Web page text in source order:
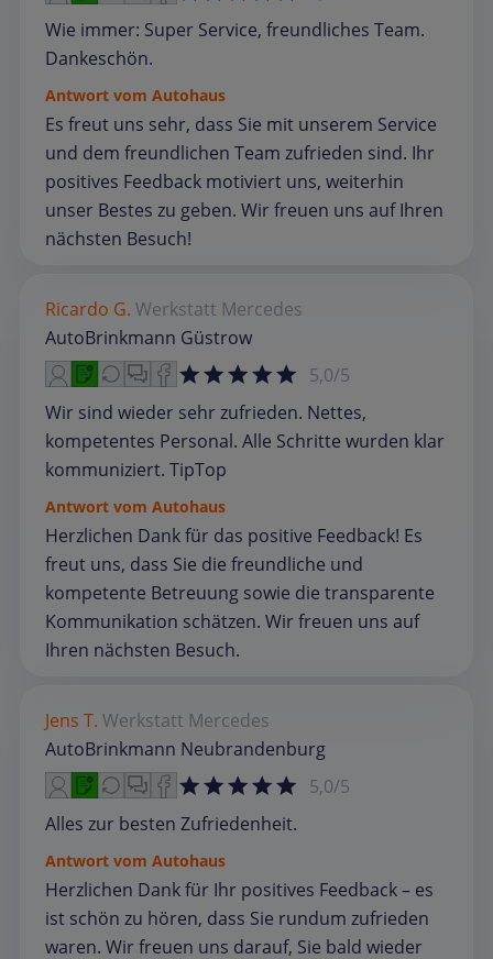
Wie immer: Super Service, freundliches Team.
Dankeschön.
Antwort vom Autohaus
Es freut uns sehr, dass Sie mit unserem Service
und dem freundlichen Team zufrieden sind. Ihr
positives Feedback motiviert uns, weiterhin
unser Bestes zu geben. Wir freuen uns auf Ihren
nächsten Besuch!
Ricardo G. Werkstatt Mercedes
AutoBrinkmann Güstrow
5,0/5
Wir sind wieder sehr zufrieden. Nettes,
kompetentes Personal. Alle Schritte wurden klar
kommuniziert. TipTop
Antwort vom Autohaus
Herzlichen Dank für das positive Feedback! Es
freut uns, dass Sie die freundliche und
kompetente Betreuung sowie die transparente
Kommunikation schätzen. Wir freuen uns auf
Ihren nächsten Besuch.
Jens T. Werkstatt Mercedes
AutoBrinkmann Neubrandenburg
5,0/5
Alles zur besten Zufriedenheit.
Antwort vom Autohaus
Herzlichen Dank für Ihr positives Feedback – es
ist schön zu hören, dass Sie rundum zufrieden
waren. Wir freuen uns darauf, Sie bald wieder